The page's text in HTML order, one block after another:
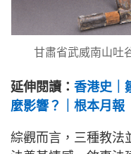
甘肅省武威南山吐
延伸閱讀： 香港史｜
麼影響？｜根本月報
綜觀而言，三種教法